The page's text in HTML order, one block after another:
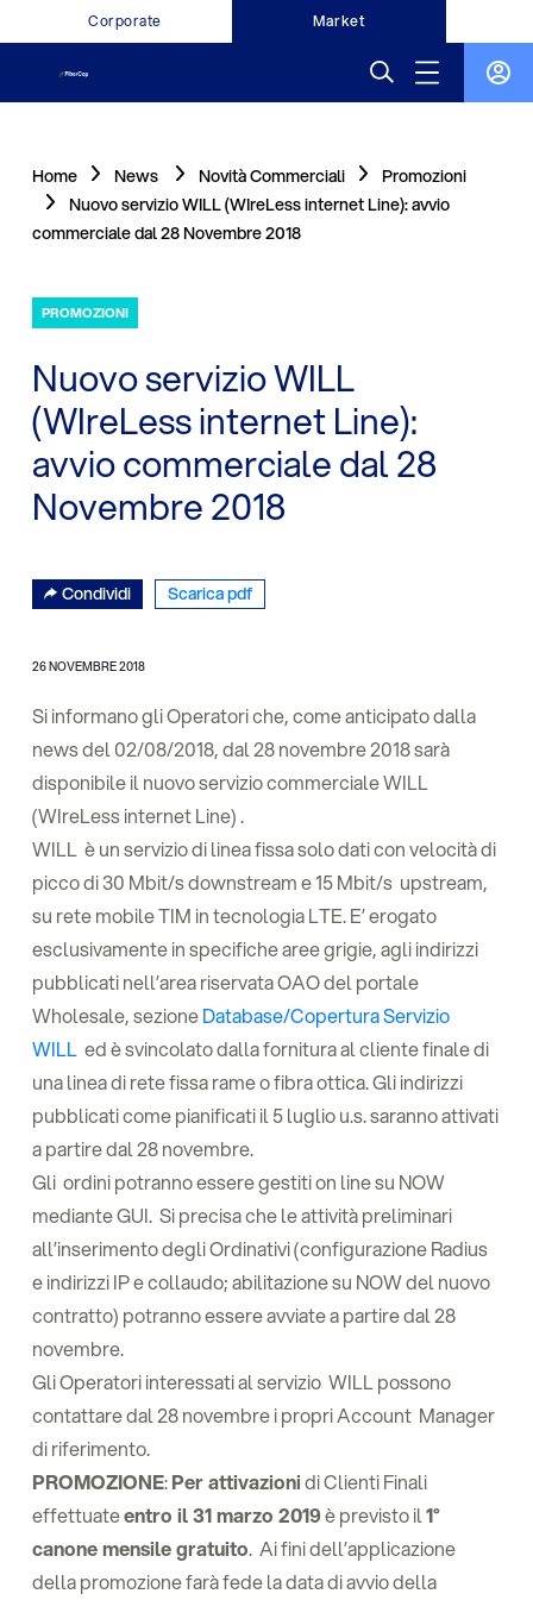
Corporate Market
Home News Novità Commerciali
Promozioni
Nuovo servizio WILL (WIreLess internet Line): avvio
commerciale dal 28 Novembre 2018
PROMOZIONI
Nuovo servizio WILL
(WIreLess internet Line):
avvio commerciale dal 28
Novembre 2018
Condividi Scarica pdf
26 NOVEMBRE 2018
Si informano gli Operatori che, come anticipato dalla
news del 02/08/2018, dal 28 novembre 2018 sarà
disponibile il nuovo servizio commerciale WILL
(WIreLess internet Line) .
WILL è un servizio di linea fissa solo dati con velocità di
picco di 30 Mbit/s downstream e 15 Mbit/s upstream,
su rete mobile TIM in tecnologia LTE. E’ erogato
esclusivamente in specifiche aree grigie, agli indirizzi
pubblicati nell’area riservata OAO del portale
Wholesale, sezioneDatabase/Copertura Servizio
WILL ed è svincolato dalla fornitura al cliente finale di
una linea di rete fissa rame o fibra ottica. Gli indirizzi
pubblicati come pianificati il 5 luglio u.s. saranno attivati
a partire dal 28 novembre.
Gli ordini potranno essere gestiti on line su NOW
mediante GUI. Si precisa che le attività preliminari
all’inserimento degli Ordinativi (configurazione Radius
e indirizzi IP e collaudo; abilitazione su NOW del nuovo
contratto) potranno essere avviate a partire dal 28
novembre.
Gli Operatori interessati al servizio WILL possono
contattare dal 28 novembre i propri Account Manager
di riferimento.
PROMOZIONE:Per attivazionidi Clienti Finali
effettuateentro il 31 marzo 2019è previsto il1°
canone mensile gratuito. Ai fini dell’applicazione
della promozione farà fede la data di avvio della